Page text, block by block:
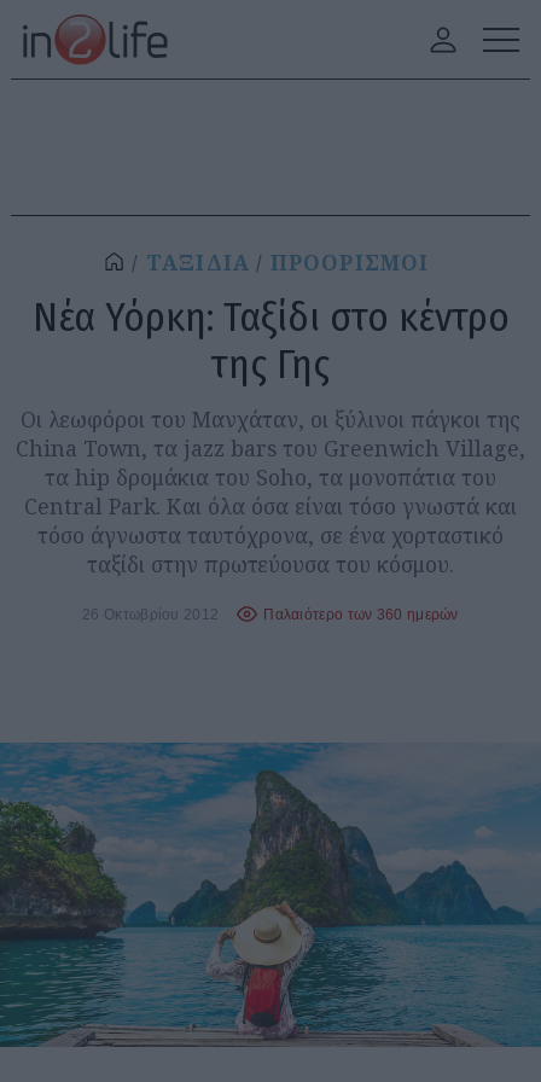
ΤΑΞΙΔΙΑ ΠΡΟΟΡΙΣΜΟΙ
Νέα Υόρκη: Ταξίδι στο κέντρο
της Γης
Οι λεωφόροι του Μανχάταν, οι ξύλινοι πάγκοι της
China Town, τα jazz bars του Greenwich Village,
τα hip δρομάκια του Soho, τα μονοπάτια του
Central Park. Και όλα όσα είναι τόσο γνωστά και
τόσο άγνωστα ταυτόχρονα, σε ένα χορταστικό
ταξίδι στην πρωτεύουσα του κόσμου.
26 Οκτωβρίου 2012 Παλαιότερο των 360 ημερών